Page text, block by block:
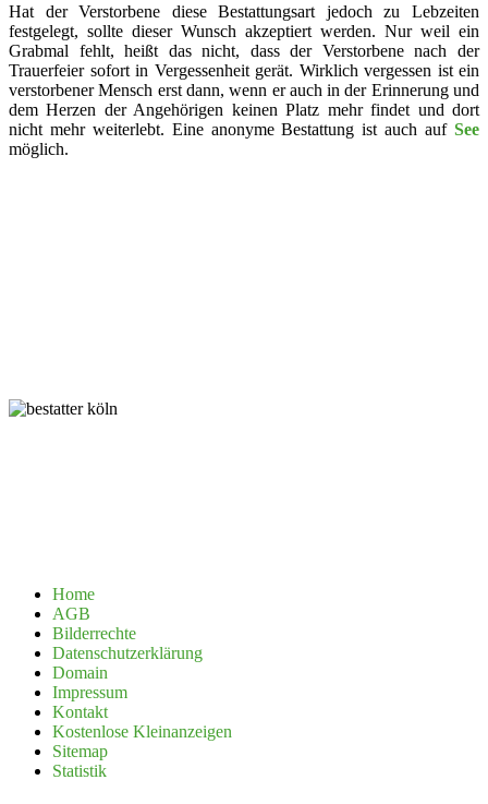
Hat der Verstorbene diese Bestattungsart jedoch zu Lebzeiten
festgelegt, sollte dieser Wunsch akzeptiert werden. Nur weil ein
Grabmal fehlt, heißt das nicht, dass der Verstorbene nach der
Trauerfeier sofort in Vergessenheit gerät. Wirklich vergessen ist ein
verstorbener Mensch erst dann, wenn er auch in der Erinnerung und
dem Herzen der Angehörigen keinen Platz mehr findet und dort
nicht mehr weiterlebt. Eine anonyme Bestattung ist auch auf See
möglich.
Home
AGB
Bilderrechte
Datenschutzerklärung
Domain
Impressum
Kontakt
Kostenlose Kleinanzeigen
Sitemap
Statistik